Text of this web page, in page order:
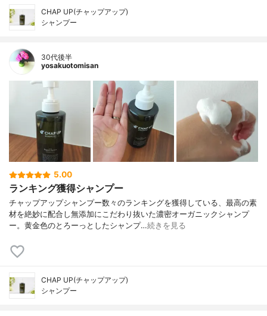
CHAP UP(チャップアップ)
シャンプー
30代後半
yosakuotomisan
5.00
ランキング獲得シャンプー
チャップアップシャンプー数々のランキングを獲得している、最高の素
材を絶妙に配合し無添加にこだわり抜いた濃密オーガニックシャンプ
ー。黄金色のとろーっとしたシャンプ…続きを見る
CHAP UP(チャップアップ)
シャンプー